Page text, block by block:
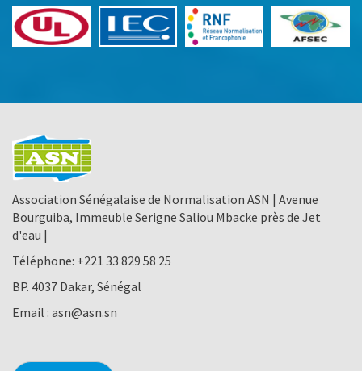
Association Sénégalaise de Normalisation ASN | Avenue
Bourguiba, Immeuble Serigne Saliou Mbacke près de Jet
d'eau |
Téléphone: +221 33 829 58 25
BP. 4037 Dakar, Sénégal
Email : asn@asn.sn